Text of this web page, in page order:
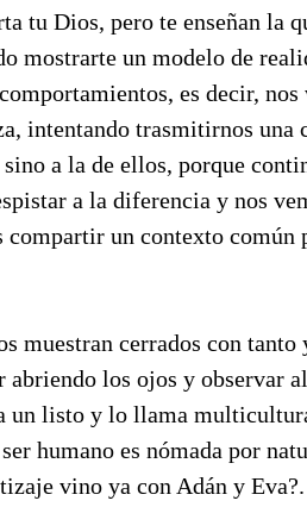
tu Dios, pero te enseñan la
mostrarte un modelo de
es decir,
intentando trasmitirnos
a la de ellos, porque
a la diferencia y nos
un contexto común
muestran cerrados con
abriendo los ojos y observar
un listo y lo llama
humano es nómada por
vino ya con Adán y Eva?.